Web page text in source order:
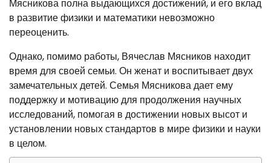
Мясникова полна выдающихся достижений, и его вклад
в развитие физики и математики невозможно
переоценить.
Однако, помимо работы, Вячеслав Мясников находит
время для своей семьи. Он женат и воспитывает двух
замечательных детей. Семья Мясникова дает ему
поддержку и мотивацию для продолжения научных
исследований, помогая в достижении новых высот и
установлении новых стандартов в мире физики и науки
в целом.